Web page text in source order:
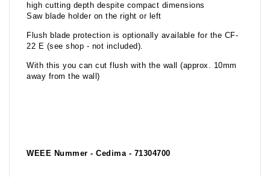
high cutting depth despite compact dimensions
Saw blade holder on the right or left
Flush blade protection is optionally available for the CF-
22 E (see shop - not included).
With this you can cut flush with the wall (approx. 10mm
away from the wall)
WEEE Nummer - Cedima - 71304700